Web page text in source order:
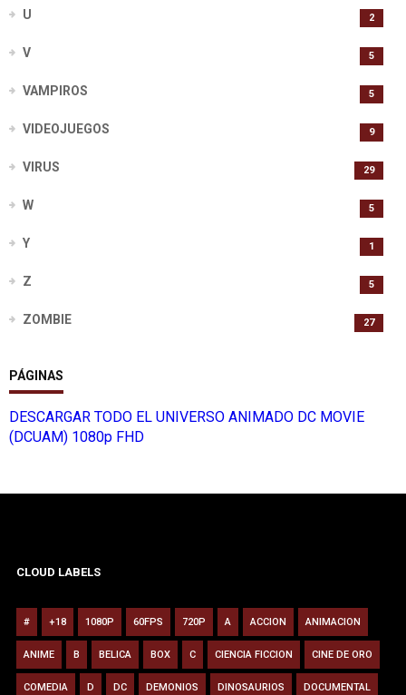
U 2
V 5
VAMPIROS 5
VIDEOJUEGOS 9
VIRUS 29
W 5
Y 1
Z 5
ZOMBIE 27
PÁGINAS
DESCARGAR TODO EL UNIVERSO ANIMADO DC MOVIE
(DCUAM) 1080p FHD
CLOUD LABELS
# +18 1080P 60FPS 720P A ACCION ANIMACION
ANIME B BELICA BOX C CIENCIA FICCION CINE DE ORO
COMEDIA D DC DEMONIOS DINOSAURIOS DOCUMENTAL